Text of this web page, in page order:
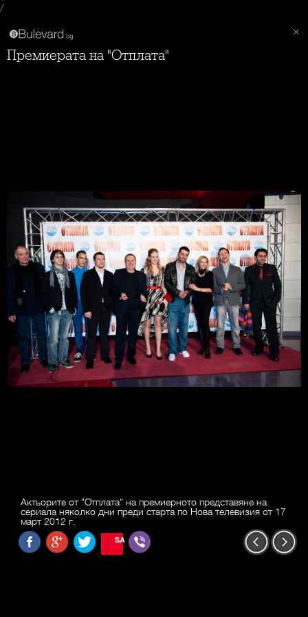
/
Премиерата на "Отплата"
Актьорите от "Отплата" на премиерното представяне на
сериала няколко дни преди старта по Нова телевизия от 17
март 2012 г.
SAVE